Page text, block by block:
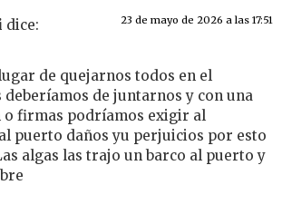
dice: 23 de mayo de 2026 a las 17:51
de quejarnos todos en el
de juntarnos y con una
o firmas podríamos exigir al
puerto daños yu perjuicios por esto
algas las trajo un barco al puerto y